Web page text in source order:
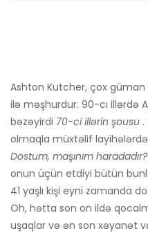
Ashton Kutcher, çox güman
ilə məşhurdur. 90-cı illərdə
bəzəyirdi 70-ci illərin şousu
olmaqla müxtəlif layihələrdə
Dostum, maşınım haradadır?
onun üçün etdiyi bütün
41 yaşlı kişi eyni zamanda
Oh, hətta son on ildə
uşaqlar və ən son xəyanət